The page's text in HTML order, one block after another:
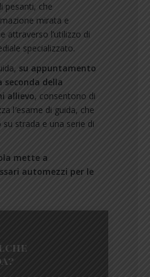
pesanti, che
mirata e
attraverso l’utilizzo di
specializzato.
su appuntamento
seconda della
allievo, consentono di
l′esame di guida, che
strada e una serie di
mette a
automezzi per le